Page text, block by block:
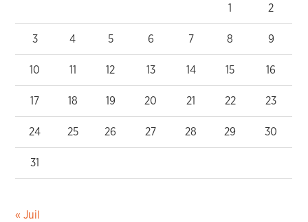
1 2
3 4 5 6 7 8 9
10 11 12 13 14 15 16
17 18 19 20 21 22 23
24 25 26 27 28 29 30
31
« Juil